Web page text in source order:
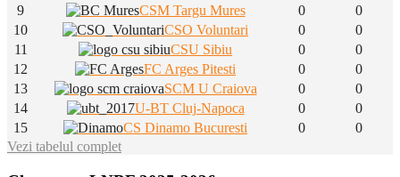
9
CSM Targu Mures 0
0
10
CSO Voluntari 0
0
11
CSU Sibiu 0
0
12
FC Arges Pitesti 0
0
13
SCM U Craiova 0
0
14
U-BT Cluj-Napoca 0
0
15
CS Dinamo Bucuresti 0
0
Vezi tabelul complet